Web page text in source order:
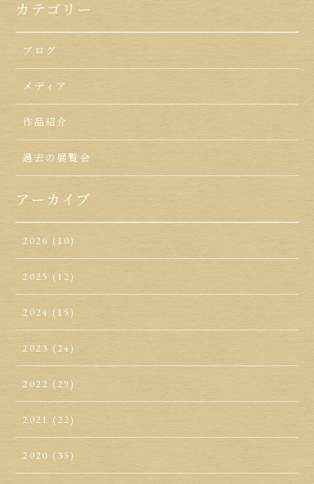
カテゴリー
ブログ
メディア
作品紹介
過去の展覧会
アーカイブ
2026 (10)
2025 (12)
2024 (15)
2023 (24)
2022 (29)
2021 (22)
2020 (35)